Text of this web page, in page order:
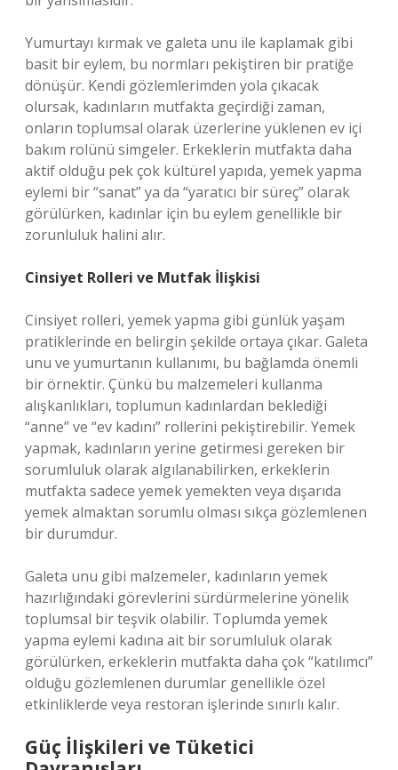
Yumurtayı kırmak ve galeta unu ile kaplamak gibi
basit bir eylem, bu normları pekiştiren bir pratiğe
dönüşür. Kendi gözlemlerimden yola çıkacak
olursak, kadınların mutfakta geçirdiği zaman,
onların toplumsal olarak üzerlerine yüklenen ev içi
bakım rolünü simgeler. Erkeklerin mutfakta daha
aktif olduğu pek çok kültürel yapıda, yemek yapma
eylemi bir “sanat” ya da “yaratıcı bir süreç” olarak
görülürken, kadınlar için bu eylem genellikle bir
zorunluluk halini alır.
Cinsiyet Rolleri ve Mutfak İlişkisi
Cinsiyet rolleri, yemek yapma gibi günlük yaşam
pratiklerinde en belirgin şekilde ortaya çıkar. Galeta
unu ve yumurtanın kullanımı, bu bağlamda önemli
bir örnektir. Çünkü bu malzemeleri kullanma
alışkanlıkları, toplumun kadınlardan beklediği
“anne” ve “ev kadını” rollerini pekiştirebilir. Yemek
yapmak, kadınların yerine getirmesi gereken bir
sorumluluk olarak algılanabilirken, erkeklerin
mutfakta sadece yemek yemekten veya dışarıda
yemek almaktan sorumlu olması sıkça gözlemlenen
bir durumdur.
Galeta unu gibi malzemeler, kadınların yemek
hazırlığındaki görevlerini sürdürmelerine yönelik
toplumsal bir teşvik olabilir. Toplumda yemek
yapma eylemi kadına ait bir sorumluluk olarak
görülürken, erkeklerin mutfakta daha çok “katılımcı”
olduğu gözlemlenen durumlar genellikle özel
etkinliklerde veya restoran işlerinde sınırlı kalır.
Güç İlişkileri ve Tüketici